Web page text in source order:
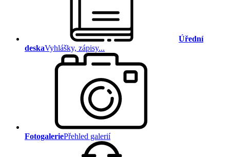
Úřední
deskaVyhlášky, zápisy...
FotogaleriePřehled galerií